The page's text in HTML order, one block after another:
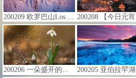
200209 欧罗巴山Los Argaos山脉上的日落，西班牙阿斯图里亚斯 (© jregueiro/Getty Images) 200208 【今日元宵节】祝大家平安健康，团团圆圆！ (© Sino Images/Getty Images)
200206 一朵盛开的雪花莲 (© Péter Hegedűs/Getty Images) 200205 亚伯拉罕湖中的冰泡，加拿大艾伯塔省 (© robertharding/Alamy)